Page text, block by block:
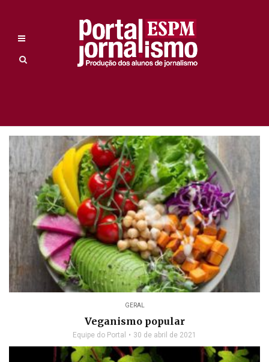
GERAL
Veganismo popular
Equipe do Portal 30 de abril de 2021